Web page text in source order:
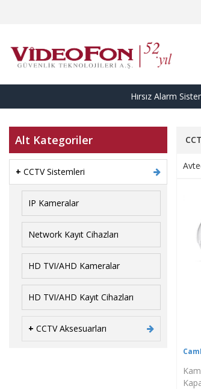
Hırsız Alarm
Alt Kategoriler
+ CCTV Sistemleri
IP Kameralar
Network Kayıt Cihazları
HD TVI/AHD Kameralar
HD TVI/AHD Kayıt Cihazları
+ CCTV Aksesuarları